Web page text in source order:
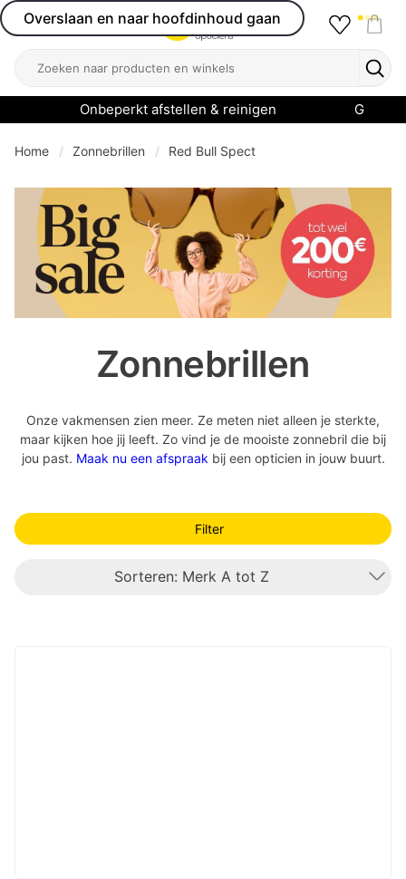
Overslaan en naar hoofdinhoud gaan
Open menu
Zoeken
Onbeperkt afstellen & reinigen
menu
Home Zonnebrillen Red Bull Spect
Zonnebrillen
Onze vakmensen zien meer. Ze meten niet alleen je sterkte,
maar kijken hoe jij leeft. Zo vind je de mooiste zonnebril die bij
jou past. Maak nu een afspraak bij een opticien in jouw buurt.
Filter
Sorteren: Merk A tot Z